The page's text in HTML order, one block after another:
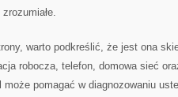
warto podkreślić, że jest ona
robocza, telefon, domowa sieć
pomagać w diagnozowaniu